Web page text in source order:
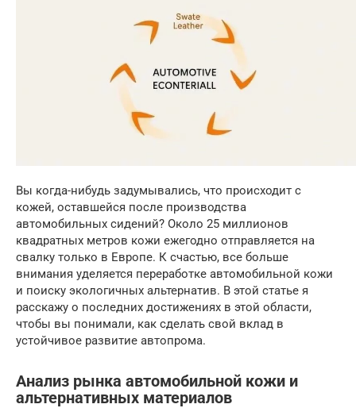
Вы когда-нибудь задумывались, что происходит с
кожей, оставшейся после производства
автомобильных сидений? Около 25 миллионов
квадратных метров кожи ежегодно отправляется на
свалку только в Европе. К счастью, все больше
внимания уделяется переработке автомобильной кожи
и поиску экологичных альтернатив. В этой статье я
расскажу о последних достижениях в этой области,
чтобы вы понимали, как сделать свой вклад в
устойчивое развитие автопрома.
Анализ рынка автомобильной кожи и
альтернативных материалов